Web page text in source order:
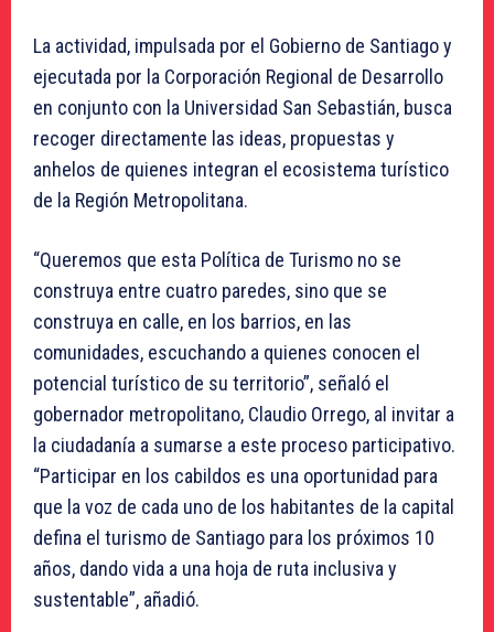
La actividad, impulsada por el Gobierno de Santiago y
ejecutada por la Corporación Regional de Desarrollo
en conjunto con la Universidad San Sebastián, busca
recoger directamente las ideas, propuestas y
anhelos de quienes integran el ecosistema turístico
de la Región Metropolitana.
“Queremos que esta Política de Turismo no se
construya entre cuatro paredes, sino que se
construya en calle, en los barrios, en las
comunidades, escuchando a quienes conocen el
potencial turístico de su territorio”, señaló el
gobernador metropolitano, Claudio Orrego, al invitar a
la ciudadanía a sumarse a este proceso participativo.
“Participar en los cabildos es una oportunidad para
que la voz de cada uno de los habitantes de la capital
defina el turismo de Santiago para los próximos 10
años, dando vida a una hoja de ruta inclusiva y
sustentable”, añadió.